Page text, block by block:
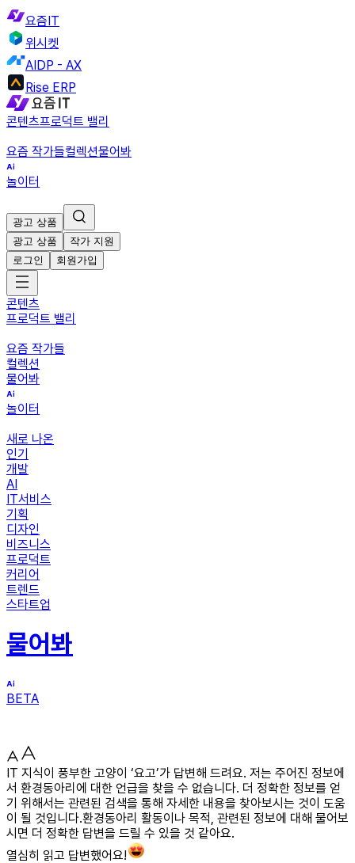
요즘IT
위시켓
AIDP - AX
Rise ERP
콘텐츠프로덕트 밸리
요즘 작가들컬렉션물어봐
놀이터
광고 상품
광고 상품
작가 지원
로그인
회원가입
콘텐츠
프로덕트 밸리
요즘 작가들
컬렉션
물어봐
놀이터
새로 나온
인기
개발
AI
IT서비스
기획
디자인
비즈니스
프로덕트
커리어
트렌드
스타트업
물어봐
BETA
IT 지식이 풍부한 고양이 ‘요고’가 답변해 드려요. 저는 주어진 정보에
서 환경동아리에 대한 언급을 찾을 수 없습니다. 더 정확한 정보를 얻
기 위해서는 관련된 검색을 통해 자세한 내용을 찾아보시는 것이 도움
이 될 것입니다.환경동아리 활동이나 목적, 관련된 정보에 대해 물어보
시면 더 정확한 답변을 드릴 수 있을 것 같아요.
열심히 읽고 답변했어요!